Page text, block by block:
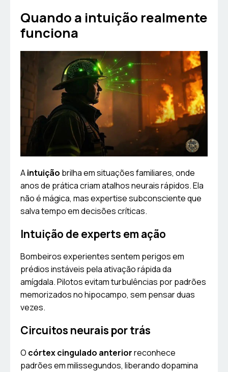
Quando a intuição realmente
funciona
Aintuição brilha em situações familiares, onde
anos de prática criam atalhos neurais rápidos. Ela
não é mágica, mas expertise subconsciente que
salva tempo em decisões críticas.
Intuição de experts em ação
Bombeiros experientes sentem perigos em
prédios instáveis pela ativação rápida da
amígdala. Pilotos evitam turbulências por padrões
memorizados no hipocampo, sem pensar duas
vezes.
Circuitos neurais por trás
O córtex cingulado anteriorreconhece
padrões em milissegundos, liberando dopamina